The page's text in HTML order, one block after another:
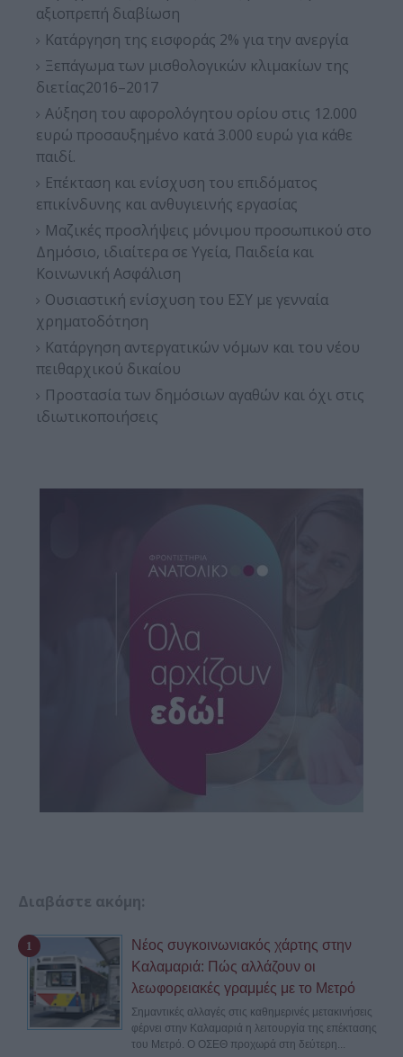
αξιοπρεπή διαβίωση
Κατάργηση της εισφοράς 2% για την ανεργία
Ξεπάγωμα των μισθολογικών κλιμακίων της
διετίας2016–2017
Αύξηση του αφορολόγητου ορίου στις 12.000
ευρώ προσαυξημένο κατά 3.000 ευρώ για κάθε
παιδί.
Επέκταση και ενίσχυση του επιδόματος
επικίνδυνης και ανθυγιεινής εργασίας
Μαζικές προσλήψεις μόνιμου προσωπικού στο
Δημόσιο, ιδιαίτερα σε Υγεία, Παιδεία και
Κοινωνική Ασφάλιση
Ουσιαστική ενίσχυση του ΕΣΥ με γενναία
χρηματοδότηση
Κατάργηση αντεργατικών νόμων και του νέου
πειθαρχικού δικαίου
Προστασία των δημόσιων αγαθών και όχι στις
ιδιωτικοποιήσεις
Διαβάστε ακόμη:
Νέος συγκοινωνιακός χάρτης στην
Καλαμαριά: Πώς αλλάζουν οι
λεωφορειακές γραμμές με το Μετρό
Σημαντικές αλλαγές στις καθημερινές μετακινήσεις
φέρνει στην Καλαμαριά η λειτουργία της επέκτασης
του Μετρό. Ο ΟΣΕΘ προχωρά στη δεύτερη...